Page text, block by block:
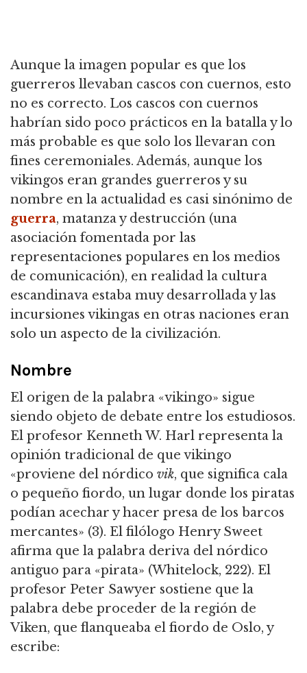
Aunque la imagen popular es que los
guerreros llevaban cascos con cuernos, esto
no es correcto. Los cascos con cuernos
habrían sido poco prácticos en la batalla y lo
más probable es que solo los llevaran con
fines ceremoniales. Además, aunque los
vikingos eran grandes guerreros y su
nombre en la actualidad es casi sinónimo de
guerra, matanza y destrucción (una
asociación fomentada por las
representaciones populares en los medios
de comunicación), en realidad la cultura
escandinava estaba muy desarrollada y las
incursiones vikingas en otras naciones eran
solo un aspecto de la civilización.
Nombre
El origen de la palabra «vikingo» sigue
siendo objeto de debate entre los estudiosos.
El profesor Kenneth W. Harl representa la
opinión tradicional de que vikingo
«proviene del nórdico vik, que significa cala
o pequeño fiordo, un lugar donde los piratas
podían acechar y hacer presa de los barcos
mercantes» (3). El filólogo Henry Sweet
afirma que la palabra deriva del nórdico
antiguo para «pirata» (Whitelock, 222). El
profesor Peter Sawyer sostiene que la
palabra debe proceder de la región de
Viken, que flanqueaba el fiordo de Oslo, y
escribe: